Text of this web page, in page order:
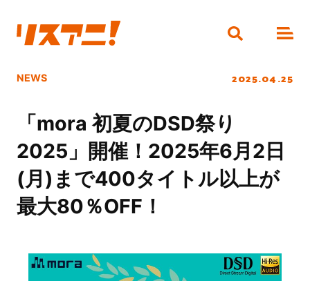
NEWS 2025.04.25
「mora 初夏のDSD祭り
2025」開催！2025年6月2日
(月)まで400タイトル以上が
最大80％OFF！